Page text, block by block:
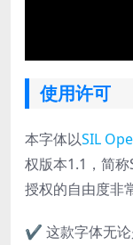
使用许可
本字体以SIL
权版本1.1，简称
授权的自由度非
✔ 这款字体无论